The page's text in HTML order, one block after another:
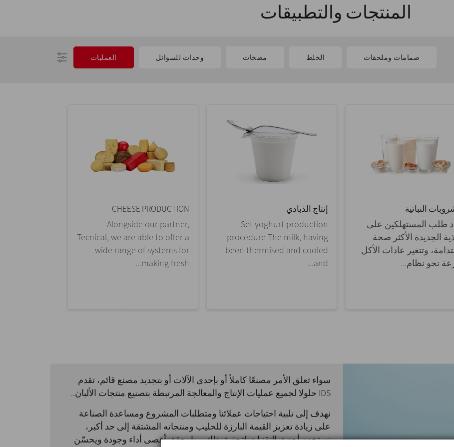
المنتجات والتطبيقات
العمليات وحدات للسوائل مضخات الخلط صمامات وملحقات
النباتية
طلب المستهلكين على
الجديدة الأكثر صحة
وتتغير عادات الأكل
نحو نظام...
إنتاج الذبادي
Set yoghurt production
procedure The milk, having
been thermised and cooled
and...
CHEESE PRODUCTION
Alongside our partner,
Tecnical, we are able to offer a
wide range of systems for
making fresh...
سواء تعلق الأمر مصنعًا كاملاً أو بإحدى الآلات أو بتجديد مصنع قائم، تقدم
IDS حلولا لجميع عمليات الإنتاج والمعالجة المرتبطة بتصنيع منتجات الألبان..
نهدف إلى تلبية احتياجات عملائنا ومتطلبات المشروع ومساعدة الصناعة
على زيادة تعزيز القيمة البارزة للحليب ومنتجاته المشتقة إلى حد أكبر،
نستخدم أحدث التقنيات لتحقيق ذلك مما يحقق أقصى أداء وجودة ويحسّن